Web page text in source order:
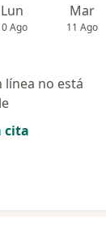
Lun
Ago
Mar
11 Ago
línea no está
cita